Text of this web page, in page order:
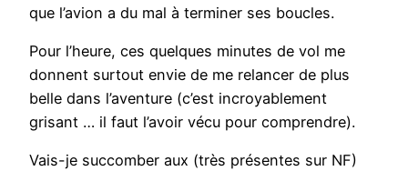
que l’avion a du mal à terminer ses boucles.
Pour l’heure, ces quelques minutes de vol me
donnent surtout envie de me relancer de plus
belle dans l’aventure (c’est incroyablement
grisant … il faut l’avoir vécu pour comprendre).
Vais-je succomber aux (très présentes sur NF)